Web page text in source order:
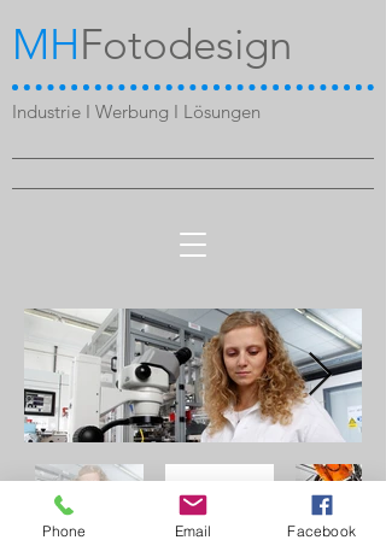
MHFotodesign
Industrie I Werbung I Lösungen
Phone Email Facebook